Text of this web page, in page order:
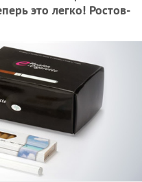
это легко! Ростов-